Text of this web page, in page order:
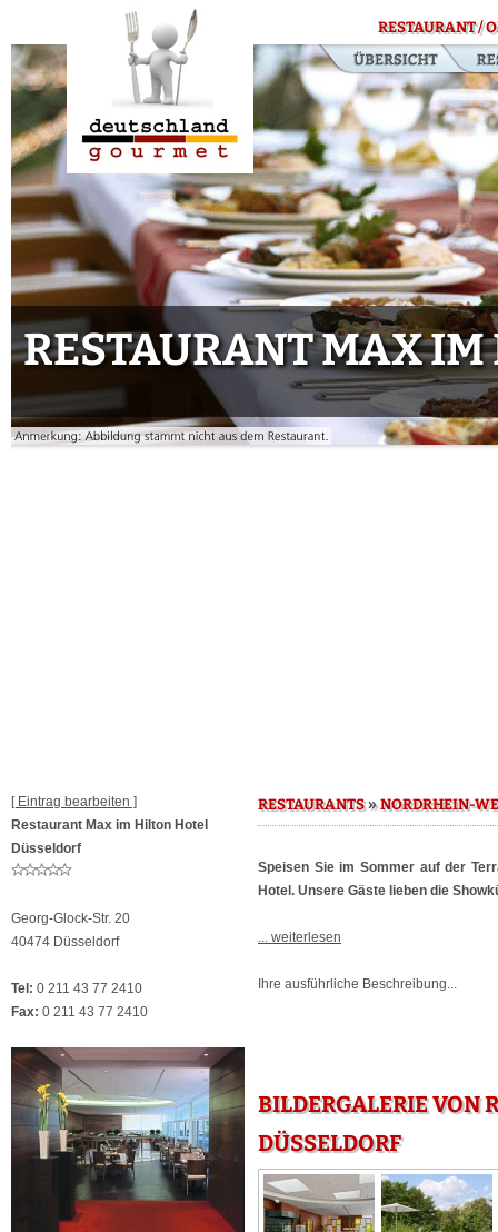
RESTAURANT /
RESTAURANT MAX IM
[ Eintrag bearbeiten ]
Restaurant Max im Hilton Hotel
Düsseldorf
Georg-Glock-Str. 20
40474 Düsseldorf
Tel: 0 211 43 77 2410
Fax: 0 211 43 77 2410
RESTAURANTS»NORDRHEIN-
Speisen Sie im Sommer auf der
Hotel. Unsere Gäste lieben die
... weiterlesen
Ihre ausführliche Beschreibung...
BILDERGALERIE VON
DÜSSELDORF